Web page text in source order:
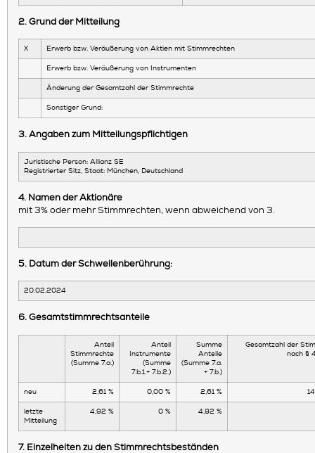
2. Grund der Mitteilung
X Erwerb bzw. Veräußerung von Aktien mit Stimmrechten
Erwerb bzw. Veräußerung von Instrumenten
Änderung der Gesamtzahl der Stimmrechte
Sonstiger Grund:
3. Angaben zum Mitteilungspflichtigen
Juristische Person: Allianz SE
Registrierter Sitz, Staat: München, Deutschland
4. Namen der Aktionäre
mit 3% oder mehr Stimmrechten, wenn abweichend von 3.
5. Datum der Schwellenberührung:
20.02.2024
6. Gesamtstimmrechtsanteile
Anteil
Stimmrechte
(Summe 7.a.)
Anteil
Instrumente
(Summe
7.b.1.+ 7.b.2.)
Summe
Anteile
(Summe 7.a.
+ 7.b.)
Gesamtzahl der
nach §
neu 2,61 % 0,00 % 2,61 %
letzte
Mitteilung
4,92 % 0 % 4,92 %
7. Einzelheiten zu den Stimmrechtsbeständen